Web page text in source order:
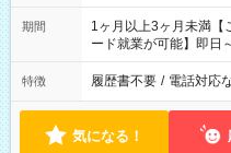
期間
1ヶ月以上3ヶ月未満【
ード就業が可能】即日
特徴 履歴書不要 / 電話対応
気になる！